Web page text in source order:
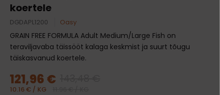
koertele
DGDAPL1200 Oasy
GRAIN FREE FORMULA Adult Medium/Large Fish on
teraviljavaba täissööt kalaga keskmist ja suurt tõugu
täiskasvanud koertele.
121,96 €
10.16 € / KG